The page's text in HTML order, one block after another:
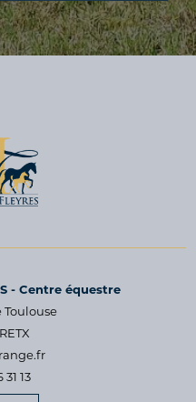
- Centre équestre
Toulouse
31 13